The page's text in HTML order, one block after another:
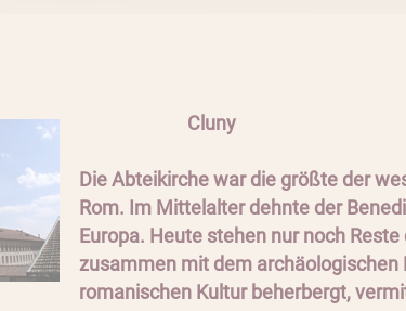
Cluny
Die Abteikirche war die größte der
Rom. Im Mittelalter dehnte der
Europa. Heute stehen nur noch
zusammen mit dem
romanischen Kultur beherbergt,